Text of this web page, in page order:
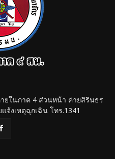
ยในภาค 4 ส่วนหน้า ค่ายสิรินธร
จ้งเหตุฉุกเฉิน โทร.1341